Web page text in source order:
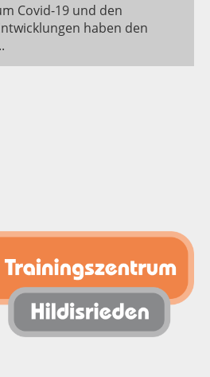
Covid-19 und den
haben den